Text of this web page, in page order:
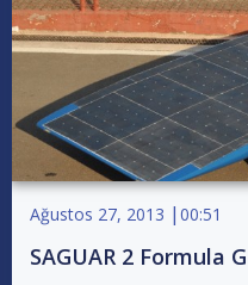
Ağustos 27, 2013 | 00:51
SAGUAR 2 Formula